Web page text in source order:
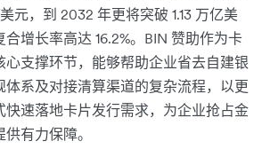
元，到 2032 年更将突破 1.13 万亿美
增长率高达 16.2%。BIN 赞助作为卡
心支撑环节，能够帮助企业省去自建银
体系及对接清算渠道的复杂流程，以更
快速落地卡片发行需求，为企业抢占金
有力保障。